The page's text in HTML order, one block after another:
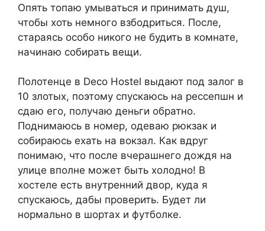
Опять топаю умываться и принимать душ,
чтобы хоть немного взбодриться. После,
стараясь особо никого не будить в комнате,
начинаю собирать вещи.
Полотенце в Deco Hostel выдают под залог в
10 злотых, поэтому спускаюсь на рессепшн и
сдаю его, получаю деньги обратно.
Поднимаюсь в номер, одеваю рюкзак и
собираюсь ехать на вокзал. Как вдруг
понимаю, что после вчерашнего дождя на
улице вполне может быть холодно! В
хостеле есть внутренний двор, куда я
спускаюсь, дабы проверить. Будет ли
нормально в шортах и футболке.